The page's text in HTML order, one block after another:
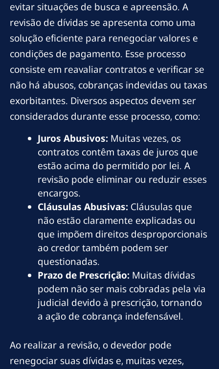
evitar situações de busca e apreensão. A
revisão de dívidas se apresenta como uma
solução eficiente para renegociar valores e
condições de pagamento. Esse processo
consiste em reavaliar contratos e verificar se
não há abusos, cobranças indevidas ou taxas
exorbitantes. Diversos aspectos devem ser
considerados durante esse processo, como:
Juros Abusivos: Muitas vezes, os
contratos contêm taxas de juros que
estão acima do permitido por lei. A
revisão pode eliminar ou reduzir esses
encargos.
Cláusulas Abusivas: Cláusulas que
não estão claramente explicadas ou
que impõem direitos desproporcionais
ao credor também podem ser
questionadas.
Prazo de Prescrição: Muitas dívidas
podem não ser mais cobradas pela via
judicial devido à prescrição, tornando
a ação de cobrança indefensável.
Ao realizar a revisão, o devedor pode
renegociar suas dívidas e, muitas vezes,